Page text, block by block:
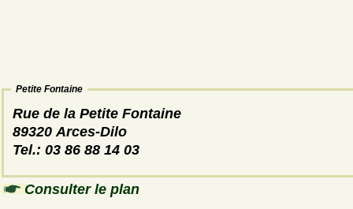
Petite Fontaine
Rue de la Petite Fontaine
89320 Arces-Dilo
Tel.: 03 86 88 14 03
Consulter le plan